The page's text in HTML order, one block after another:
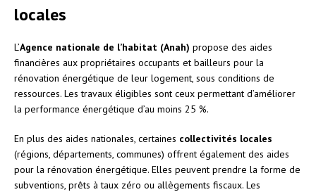
locales
L’Agence nationale de l’habitat (Anah) propose des aides
financières aux propriétaires occupants et bailleurs pour la
rénovation énergétique de leur logement, sous conditions de
ressources. Les travaux éligibles sont ceux permettant d’améliorer
la performance énergétique d’au moins 25 %.
En plus des aides nationales, certaines collectivités locales
(régions, départements, communes) offrent également des aides
pour la rénovation énergétique. Elles peuvent prendre la forme de
subventions, prêts à taux zéro ou allègements fiscaux. Les